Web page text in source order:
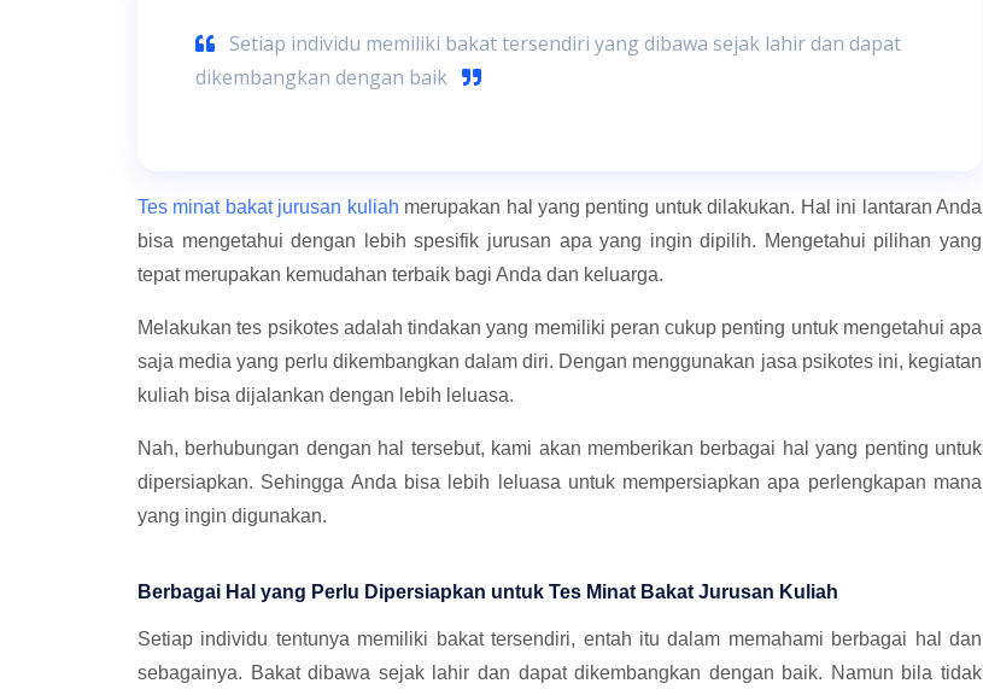
Setiap individu memiliki bakat tersendiri yang dibawa sejak lahir dan dapat
dikembangkan dengan baik
Tes minat bakat jurusan kuliah merupakan hal yang penting untuk dilakukan. Hal ini lantaran Anda
bisa mengetahui dengan lebih spesifik jurusan apa yang ingin dipilih. Mengetahui pilihan yang
tepat merupakan kemudahan terbaik bagi Anda dan keluarga.
Melakukan tes psikotes adalah tindakan yang memiliki peran cukup penting untuk mengetahui apa
saja media yang perlu dikembangkan dalam diri. Dengan menggunakan jasa psikotes ini, kegiatan
kuliah bisa dijalankan dengan lebih leluasa.
Nah, berhubungan dengan hal tersebut, kami akan memberikan berbagai hal yang penting untuk
dipersiapkan. Sehingga Anda bisa lebih leluasa untuk mempersiapkan apa perlengkapan mana
yang ingin digunakan.
Berbagai Hal yang Perlu Dipersiapkan untuk Tes Minat Bakat Jurusan Kuliah
Setiap individu tentunya memiliki bakat tersendiri, entah itu dalam memahami berbagai hal dan
sebagainya. Bakat dibawa sejak lahir dan dapat dikembangkan dengan baik. Namun bila tidak